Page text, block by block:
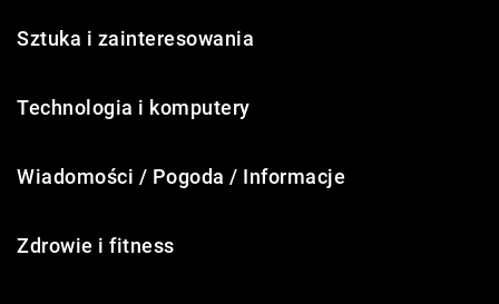
Sztuka i zainteresowania
Technologia i komputery
Wiadomości / Pogoda / Informacje
Zdrowie i fitness